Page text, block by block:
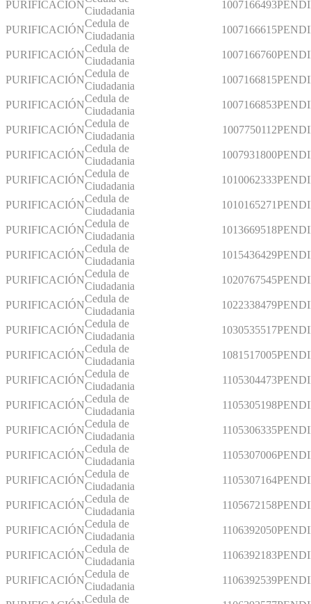
PURIFICACIÓN
Ciudadania
1007166493
PURIFICACIÓN
Cedula de
Ciudadania
1007166615
PURIFICACIÓN
Cedula de
Ciudadania
1007166760
PURIFICACIÓN
Cedula de
Ciudadania
1007166815
PURIFICACIÓN
Cedula de
Ciudadania
1007166853
PURIFICACIÓN
Cedula de
Ciudadania
1007750112
PURIFICACIÓN
Cedula de
Ciudadania
1007931800
PURIFICACIÓN
Cedula de
Ciudadania
1010062333
PURIFICACIÓN
Cedula de
Ciudadania
1010165271
PURIFICACIÓN
Cedula de
Ciudadania
1013669518
PURIFICACIÓN
Cedula de
Ciudadania
1015436429
PURIFICACIÓN
Cedula de
Ciudadania
1020767545
PURIFICACIÓN
Cedula de
Ciudadania
1022338479
PURIFICACIÓN
Cedula de
Ciudadania
1030535517
PURIFICACIÓN
Cedula de
Ciudadania
1081517005
PURIFICACIÓN
Cedula de
Ciudadania
1105304473
PURIFICACIÓN
Cedula de
Ciudadania
1105305198
PURIFICACIÓN
Cedula de
Ciudadania
1105306335
PURIFICACIÓN
Cedula de
Ciudadania
1105307006
PURIFICACIÓN
Cedula de
Ciudadania
1105307164
PURIFICACIÓN
Cedula de
Ciudadania
1105672158
PURIFICACIÓN
Cedula de
Ciudadania
1106392050
PURIFICACIÓN
Cedula de
Ciudadania
1106392183
PURIFICACIÓN
Cedula de
Ciudadania
1106392539
Cedula de